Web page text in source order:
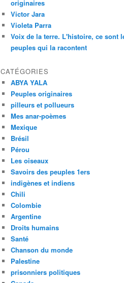
originaires
Victor Jara
Violeta Parra
Voix de la terre. L'histoire, ce sont
peuples qui la racontent
CATÉGORIES
ABYA YALA
Peuples originaires
pilleurs et pollueurs
Mes anar-poèmes
Mexique
Brésil
Pérou
Les oiseaux
Savoirs des peuples 1ers
indigènes et indiens
Chili
Colombie
Argentine
Droits humains
Santé
Chanson du monde
Palestine
prisonniers politiques